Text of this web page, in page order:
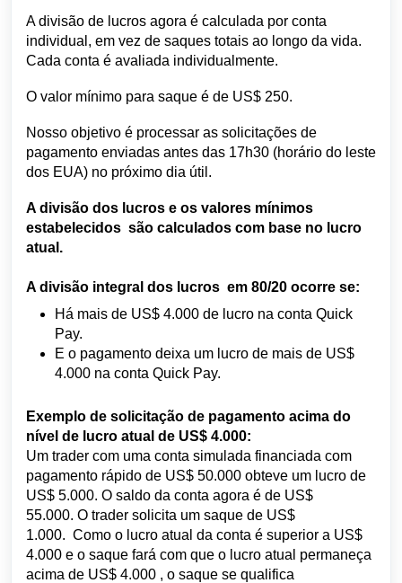
A divisão de lucros agora é calculada por conta
individual, em vez de saques totais ao longo da vida.
Cada conta é avaliada individualmente.
O valor mínimo para saque é de US$ 250.
Nosso objetivo é processar as solicitações de
pagamento enviadas antes das 17h30 (horário do leste
dos EUA) no próximo dia útil.
A divisão dos lucros e os valores mínimos
estabelecidos são calculados com base no lucro
atual.
A divisão integral dos lucros em 80/20 ocorre se:
Há mais de US$ 4.000 de lucro na conta Quick
Pay.
E o pagamento deixa um lucro de mais de US$
4.000 na conta Quick Pay.
Exemplo de solicitação de pagamento acima do
nível de lucro atual de US$ 4.000:
Um trader com uma conta simulada financiada com
pagamento rápido de US$ 50.000 obteve um lucro de
US$ 5.000. O saldo da conta agora é de US$
55.000. O trader solicita um saque de US$
1.000. Como o lucro atual da conta é superior a US$
4.000 e o saque fará com que o lucro atual permaneça
acima de US$ 4.000 , o saque se qualifica